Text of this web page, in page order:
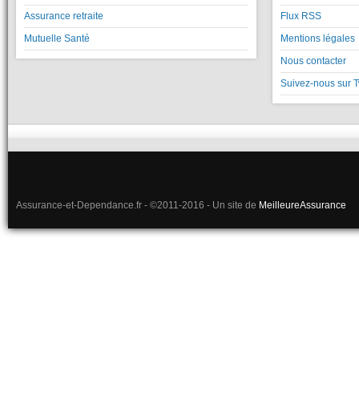
Assurance retraite
Mutuelle Santé
Flux RSS
Mentions légales
Nous contacter
Suivez-nous sur
Assurance-et-Dependance.fr - ©2011-2016 - Un site de MeilleureAssurance